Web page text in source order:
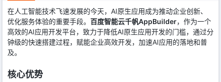
在人工智能技术飞速发展的今天，AI原生应用成为推动企业创新、
优化服务体验的重要手段。 百度智能云千帆AppBuilder，作为一个
高效的AI应用开发平台，致力于降低AI原生应用开发的门槛，通过分
钟级的快速搭建过程，赋能企业高效开发，加速AI应用的落地和普
及。
核心优势